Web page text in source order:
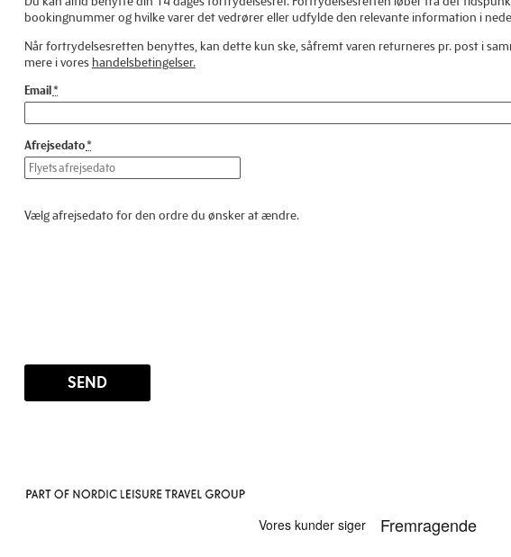
bookingnummer og hvilke varer det vedrører eller udfylde den relevante information i
Når fortrydelsesretten benyttes, kan dette kun ske, såfremt varen returneres pr. post i
mere i vores handelsbetingelser.
Email
Afrejsedato
Vælg afrejsedato for den ordre du ønsker at ændre.
SEND